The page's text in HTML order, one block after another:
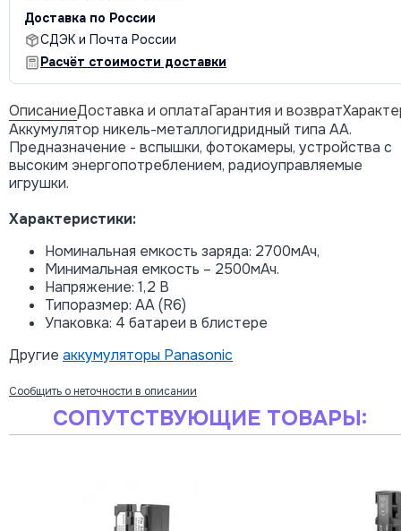
Доставка по России
СДЭК и Почта России
Расчёт стоимости доставки
ОписаниеДоставка и оплатаГарантия и возврат
Аккумулятор никель-металлогидридный типа AA.
Предназначение - вспышки, фотокамеры, устройства с
высоким энергопотреблением, радиоуправляемые
игрушки.
Характеристики:
Номинальная емкость заряда: 2700мАч,
Минимальная емкость – 2500мАч.
Напряжение: 1,2 В
Типоразмер: AA (R6)
Упаковка: 4 батареи в блистере
Другие аккумуляторы Panasonic
Сообщить о неточности в описании
СОПУТСТВУЮЩИЕ ТОВАРЫ: